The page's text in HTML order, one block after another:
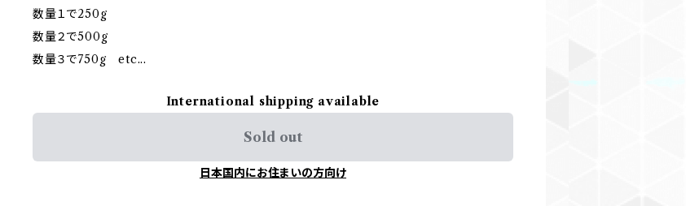
数量１で250g
数量２で500g
数量３で750g etc...
International shipping available
Sold out
日本国内にお住まいの方向け